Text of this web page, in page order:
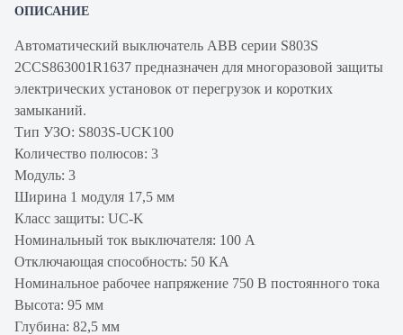
ОПИСАНИЕ
Автоматический выключатель ABB серии S803S
2CCS863001R1637 предназначен для многоразовой защиты
электрических установок от перегрузок и коротких
замыканий.
Тип УЗО: S803S-UCK100
Количество полюсов: 3
Модуль: 3
Ширина 1 модуля 17,5 мм
Класс защиты: UC-K
Номинальный ток выключателя: 100 А
Отключающая способность: 50 КА
Номинальное рабочее напряжение 750 В постоянного тока
Высота: 95 мм
Глубина: 82,5 мм